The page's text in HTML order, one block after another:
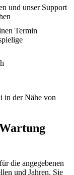
und unser Support
Termin
in der Nähe von
die angegebenen
und Jahren. Sie